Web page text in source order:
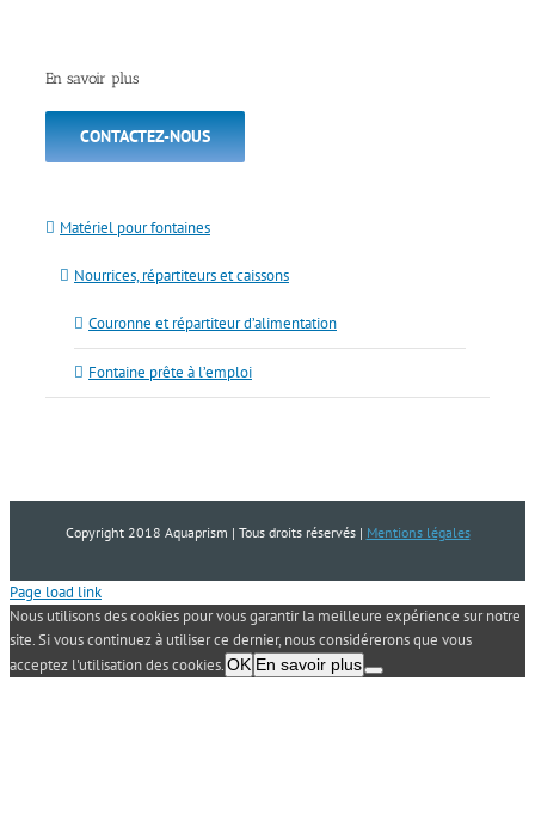
En savoir plus
CONTACTEZ-NOUS
Matériel pour fontaines
Nourrices, répartiteurs et caissons
Couronne et répartiteur d’alimentation
Fontaine prête à l’emploi
Copyright 2018 Aquaprism | Tous droits réservés | Mentions légales
Page load link
Nous utilisons des cookies pour vous garantir la meilleure expérience sur notre
site. Si vous continuez à utiliser ce dernier, nous considérerons que vous
acceptez l'utilisation des cookies.OK En savoir plus